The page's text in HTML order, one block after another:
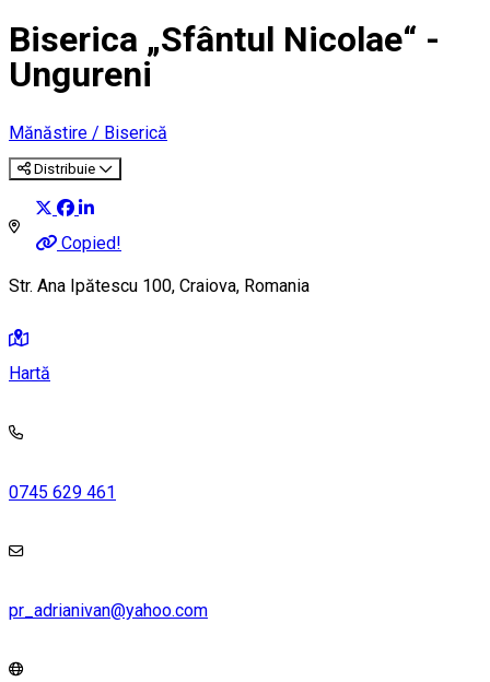
Biserica „Sfântul Nicolae“ -
Ungureni
Mănăstire / Biserică
Distribuie
Copied!
Str. Ana Ipătescu 100, Craiova, Romania
Hartă
0745 629 461
pr_adrianivan@yahoo.com